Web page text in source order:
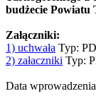
budżecie Powiatu
Załączniki:
1) uchwała Typ:
2) załaczniki Typ:
Data